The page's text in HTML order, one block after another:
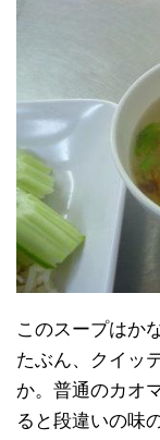
このスープはか
たぶん、クイッ
か。普通のカオ
ると段違いの味